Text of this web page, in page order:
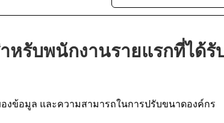
รับพนักงานรายแรกที่ได้รั
งข้อมูล และความสามารถในการปรับขนาดองค์กร